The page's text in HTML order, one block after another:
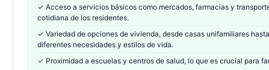
✓ Acceso a servicios básicos como mercados, farmacias y
cotidiana de los residentes.
✓ Variedad de opciones de vivienda, desde casas unifamiliares
diferentes necesidades y estilos de vida.
✓ Proximidad a escuelas y centros de salud, lo que es crucial para